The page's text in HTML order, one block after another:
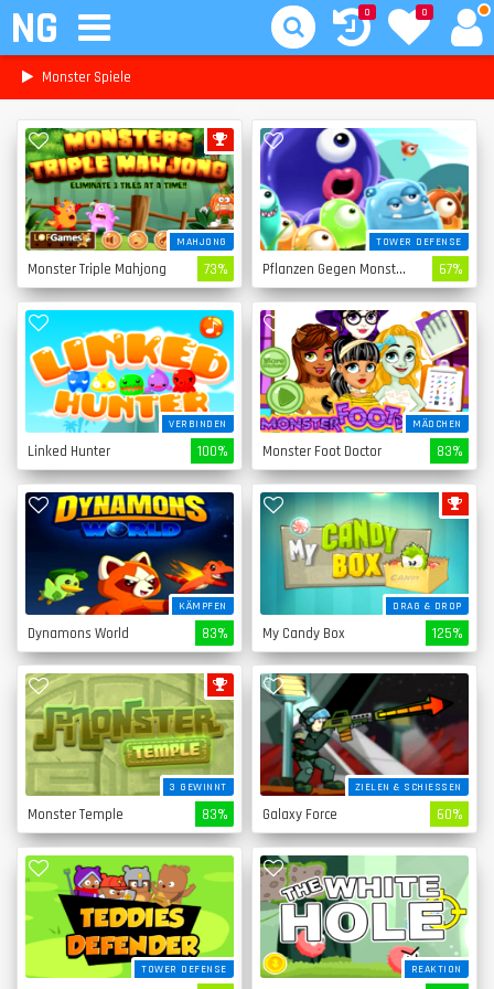
NG 0
0
Monster Spiele
MAHJONG
Monster Triple Mahjong 73%
TOWER DEFENSE
Pflanzen Gegen Monster 67%
VERBINDEN
Linked Hunter 100%
MÄDCHEN
Monster Foot Doctor 83%
KÄMPFEN
Dynamons World 83%
DRAG & DROP
My Candy Box 125%
3 GEWINNT
Monster Temple 83%
ZIELEN & SCHIESSEN
Galaxy Force 60%
TOWER DEFENSE REAKTION